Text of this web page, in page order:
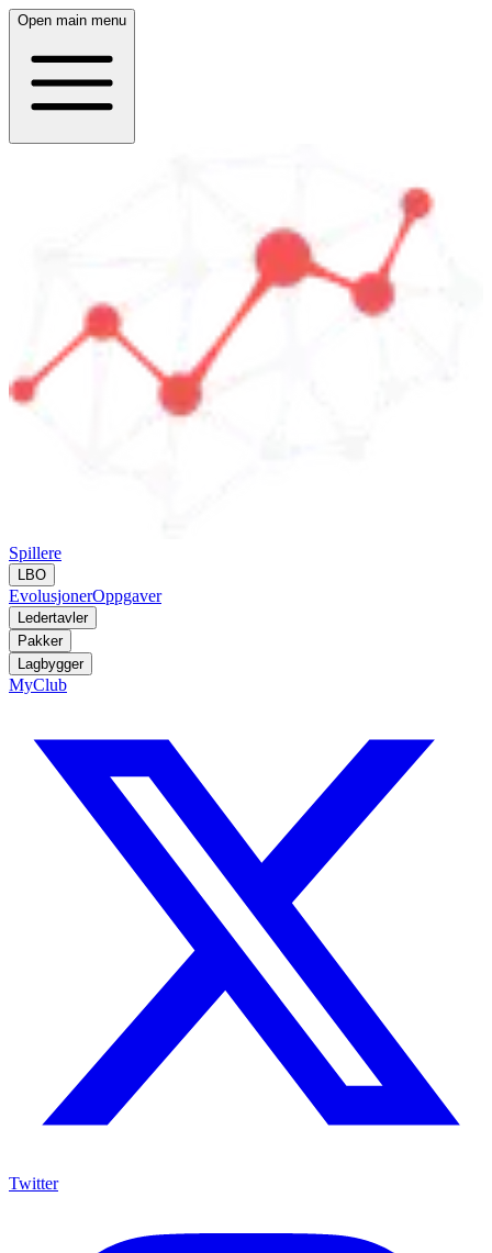
Open main menu
Spillere
LBO
EvolusjonerOppgaver
Ledertavler
Pakker
Lagbygger
MyClub
Twitter